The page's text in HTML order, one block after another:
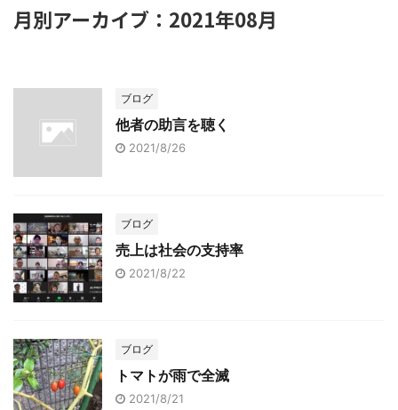
月別アーカイブ：2021年08月
ブログ
他者の助言を聴く
2021/8/26
ブログ
売上は社会の支持率
2021/8/22
ブログ
トマトが雨で全滅
2021/8/21